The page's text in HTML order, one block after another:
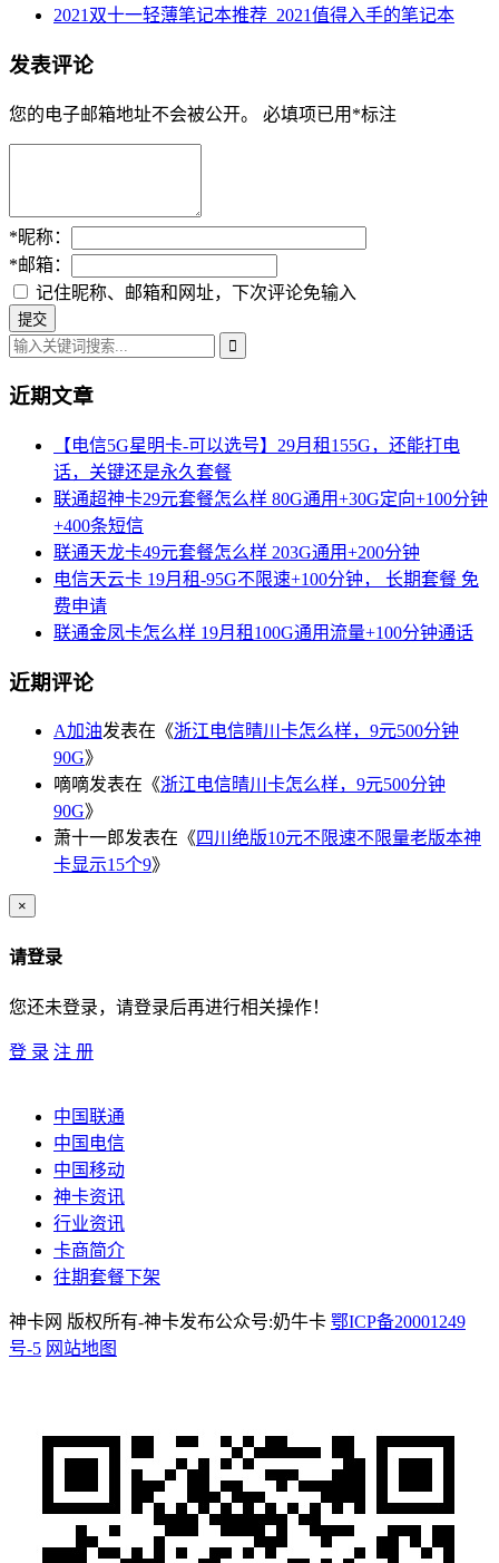
2021双十一轻薄笔记本推荐_2021值得入手的笔记本
发表评论
您的电子邮箱地址不会被公开。 必填项已用 *标注
*昵称：
*邮箱：
记住昵称、邮箱和网址，下次评论免输入
近期文章
【电信5G星明卡-可以选号】29月租155G，还能打电
话，关键还是永久套餐
联通超神卡29元套餐怎么样 80G通用+30G定向+100分钟
+400条短信
联通天龙卡49元套餐怎么样 203G通用+200分钟
电信天云卡 19月租-95G不限速+100分钟， 长期套餐 免
费申请
联通金凤卡怎么样 19月租100G通用流量+100分钟通话
近期评论
A加油发表在《浙江电信晴川卡怎么样，9元500分钟
90G》
嘀嘀发表在《浙江电信晴川卡怎么样，9元500分钟
90G》
萧十一郎发表在《四川绝版10元不限速不限量老版本神
卡显示15个9》
×
请登录
您还未登录，请登录后再进行相关操作！
登 录 注 册
中国联通
中国电信
中国移动
神卡资讯
行业资讯
卡商简介
往期套餐下架
神卡网 版权所有-神卡发布公众号:奶牛卡 鄂ICP备20001249
号-5 网站地图